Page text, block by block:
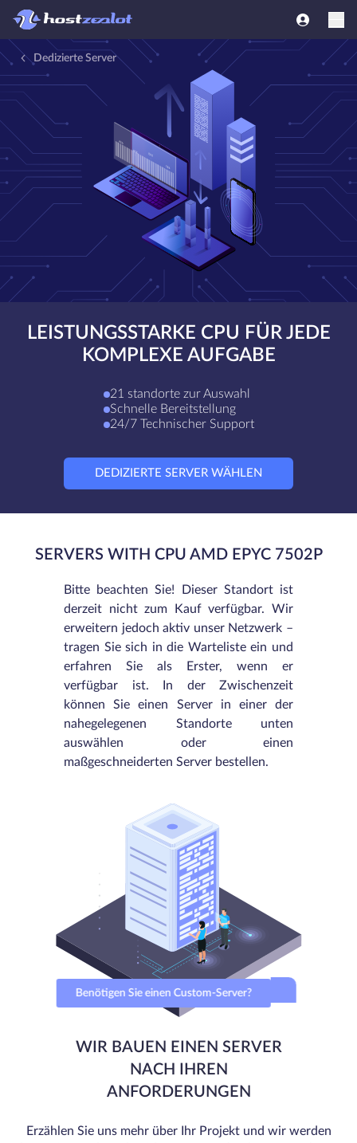
Dedizierte Server
LEISTUNGSSTARKE CPU FÜR JEDE
KOMPLEXE AUFGABE
21 standorte zur Auswahl
Schnelle Bereitstellung
24/7 Technischer Support
DEDIZIERTE SERVER WÄHLEN
SERVERS WITH CPU AMD EPYC 7502P
Bitte beachten Sie! Dieser Standort ist
derzeit nicht zum Kauf verfügbar. Wir
erweitern jedoch aktiv unser Netzwerk –
tragen Sie sich in die Warteliste ein und
erfahren Sie als Erster, wenn er
verfügbar ist. In der Zwischenzeit
können Sie einen Server in einer der
nahegelegenen Standorte unten
auswählen oder einen
maßgeschneiderten Server bestellen.
Benötigen Sie einen Custom-Server?
WIR BAUEN EINEN SERVER
NACH IHREN
ANFORDERUNGEN
Erzählen Sie uns mehr über Ihr Projekt und wir werden